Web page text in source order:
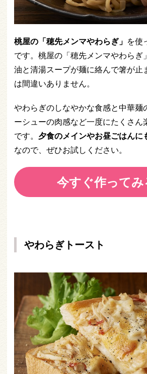
桃屋の「穂先メンマやわらぎ」 を使
です。桃屋の「穂先メンマやわらぎ
油と清湯スープが麺に絡んで箸が止
は間違いありません。
やわらぎのしなやかな食感と中華麺
ーシューの肉感など一度にたくさん
です。 夕食のメインやお昼ごはんに
なので、ぜひお試しください。
今すぐ作ってみ
やわらぎトースト